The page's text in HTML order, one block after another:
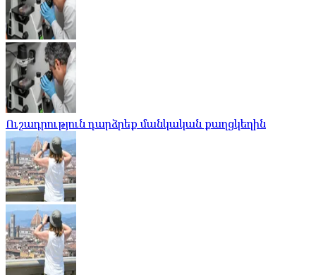
Ուշադրություն դարձրեք մանկական քաղցկեղին